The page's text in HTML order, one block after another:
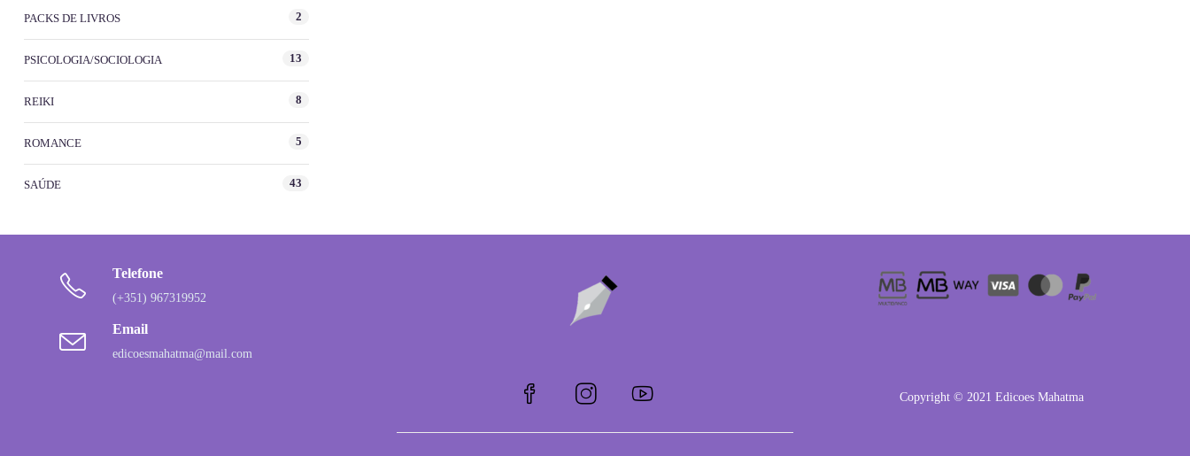
PACKS DE LIVROS 2
PSICOLOGIA/SOCIOLOGIA 13
REIKI 8
ROMANCE 5
SAÚDE 43
Telefone
(+351) 967319952
Email
edicoesmahatma@mail.com
Copyright © 2021 Edicoes Mahatma